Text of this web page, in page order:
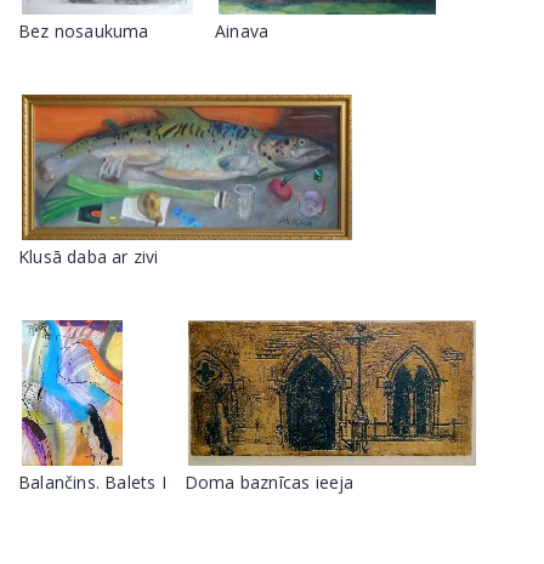
Bez nosaukuma Ainava
Klusā daba ar zivi
Balančins. Balets I Doma baznīcas ieeja